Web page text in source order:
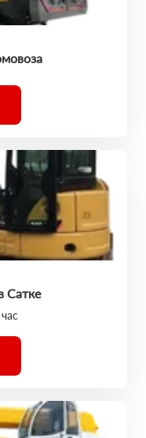
Сатке